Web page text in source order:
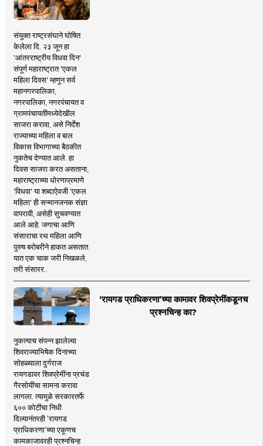
संयुक्त राष्ट्रसंघाने घोषित
केलेला दि. २३ जून हा
'आंतरराष्ट्रीय विधवा दिन'
संपूर्ण महाराष्ट्रात 'एकल
महिला दिवस' म्हणून सर्व
महानगरपालिका,
नगरपालिका, नगरपंचायत व
ग्रामपंचायतींमध्येदेखील
साजरा करावा, असे निर्देश
राज्याच्या महिला व बाल
विकास विभागाच्या बैठकीत
नुकतेच देण्यात आले. हा
दिवस साजरा करत असताना,
महाराष्ट्राच्या धोरणाप्रमाणे
'विधवा' या शब्दाऐवजी 'एकल
महिला' ही सन्मानजनक संज्ञा
वापरावी, असेही सुचवण्यात
आले आहे. जगाचा आणि
संसाराचा रथ महिला आणि
पुरुष बरोबरीने हाकत असतात.
यात एक चाक जरी निखळले,
तरी संसारर..
‘रायगड प्राधिकरणा’च्या कामावर शिवप्रेमींकडूनच
प्रश्नचिन्ह का?
नुकत्याच संपन्न झालेल्या
शिवराज्याभिषेक दिनाच्या
सोहळ्याला दुर्गराज
रायगडावर शिवप्रेमींना प्रचंड
गैरसोयींचा सामना करावा
लागला. त्यामुळे सरकारतर्फे
६०० कोटींचा निधी
दिल्यानंतरही ‘रायगड
प्राधिकरणा’च्या एकूणच
कामकाजावरही प्रश्नचिन्ह